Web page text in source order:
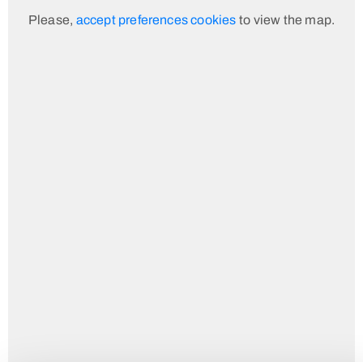
Please, accept preferences cookies to view the map.